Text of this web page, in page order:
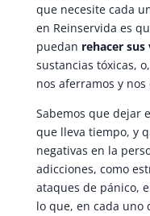
que necesite cada
en Reinservida es
puedan rehacer
sustancias tóxicas,
nos aferramos y
Sabemos que dejar
que lleva tiempo, y
negativas en la
adicciones, como
ataques de pánico,
lo que, en cada uno